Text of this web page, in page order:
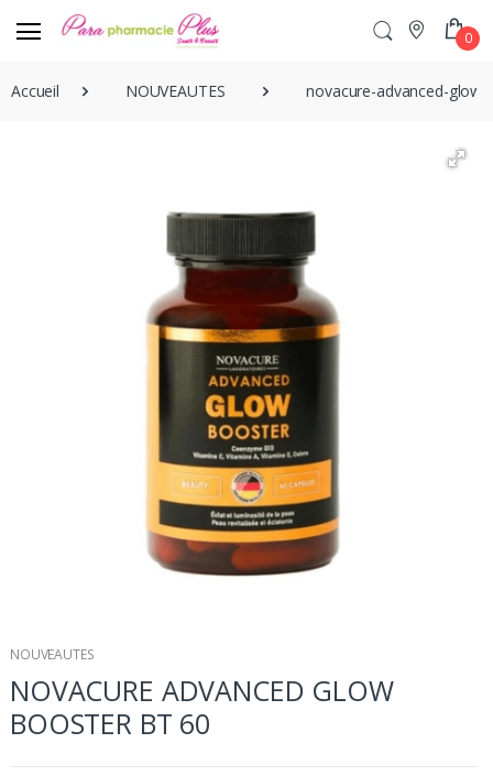
0
Accueil NOUVEAUTES novacure-advanced-
NOUVEAUTES
NOVACURE ADVANCED GLOW
BOOSTER BT 60